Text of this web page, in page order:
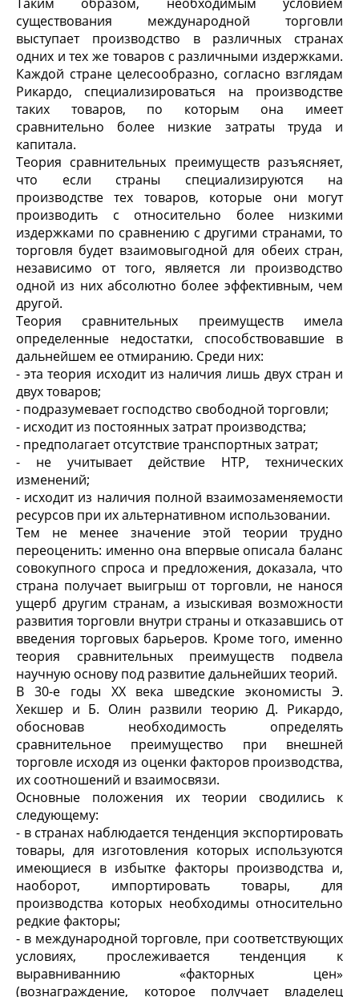
существования международной торговли
выступает производство в различных странах
одних и тех же товаров с различными издержками.
Каждой стране целесообразно, согласно взглядам
Рикардо, специализироваться на производстве
таких товаров, по которым она имеет
сравнительно более низкие затраты труда и
капитала.
Теория сравнительных преимуществ разъясняет,
что если страны специализируются на
производстве тех товаров, которые они могут
производить с относительно более низкими
издержками по сравнению с другими странами, то
торговля будет взаимовыгодной для обеих стран,
независимо от того, является ли производство
одной из них абсолютно более эффективным, чем
другой.
Теория сравнительных преимуществ имела
определенные недостатки, способствовавшие в
дальнейшем ее отмиранию. Среди них:
- эта теория исходит из наличия лишь двух стран и
двух товаров;
- подразумевает господство свободной торговли;
- исходит из постоянных затрат производства;
- предполагает отсутствие транспортных затрат;
- не учитывает действие НТР, технических
изменений;
- исходит из наличия полной взаимозаменяемости
ресурсов при их альтернативном использовании.
Тем не менее значение этой теории трудно
переоценить: именно она впервые описала баланс
совокупного спроса и предложения, доказала, что
страна получает выигрыш от торговли, не нанося
ущерб другим странам, а изыскивая возможности
развития торговли внутри страны и отказавшись от
введения торговых барьеров. Кроме того, именно
теория сравнительных преимуществ подвела
научную основу под развитие дальнейших теорий.
В 30-е годы ХХ века шведские экономисты Э.
Хекшер и Б. Олин развили теорию Д. Рикардо,
обосновав необходимость определять
сравнительное преимущество при внешней
торговле исходя из оценки факторов производства,
их соотношений и взаимосвязи.
Основные положения их теории сводились к
следующему:
- в странах наблюдается тенденция экспортировать
товары, для изготовления которых используются
имеющиеся в избытке факторы производства и,
наоборот, импортировать товары, для
производства которых необходимы относительно
редкие факторы;
- в международной торговле, при соответствующих
условиях, прослеживается тенденция к
выравниваннию «факторных цен»
(вознаграждение, которое получает владелец